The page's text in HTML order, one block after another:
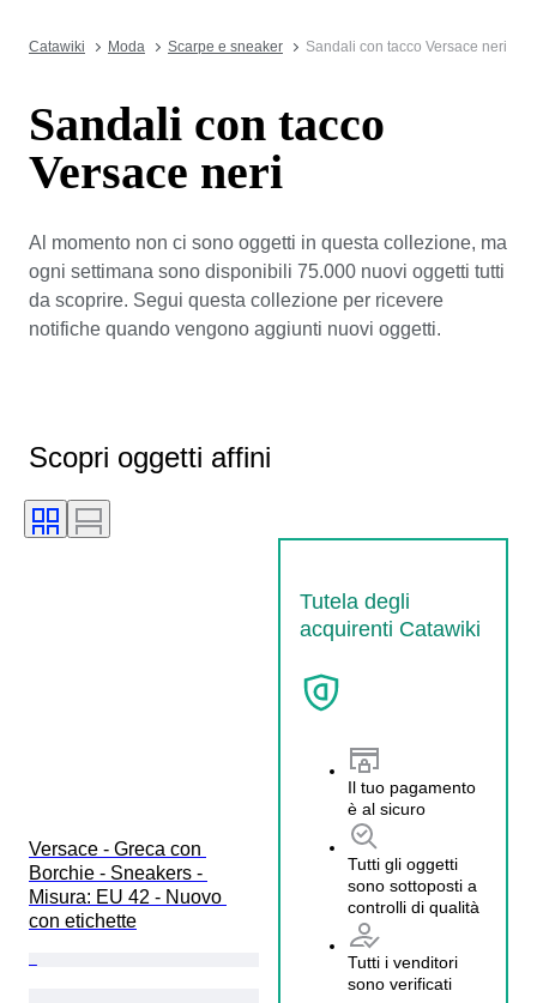
Catawiki Moda Scarpe e sneaker Sandali con tacco Versace neri
Sandali con tacco
Versace neri
Al momento non ci sono oggetti in questa collezione, ma
ogni settimana sono disponibili 75.000 nuovi oggetti tutti
da scoprire. Segui questa collezione per ricevere
notifiche quando vengono aggiunti nuovi oggetti.
Scopri oggetti affini
Tutela degli
acquirenti Catawiki
Il tuo pagamento
è al sicuro
Tutti gli oggetti
sono sottoposti a
controlli di qualità
Tutti i venditori
sono verificati
Versace - Greca con
Borchie - Sneakers -
Misura: EU 42 - Nuovo
con etichette